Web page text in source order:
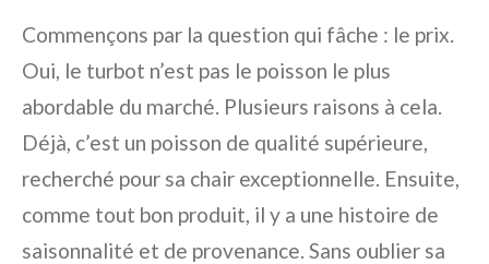
Commençons par la question qui fâche : le prix.
Oui, le turbot n’est pas le poisson le plus
abordable du marché. Plusieurs raisons à cela.
Déjà, c’est un poisson de qualité supérieure,
recherché pour sa chair exceptionnelle. Ensuite,
comme tout bon produit, il y a une histoire de
saisonnalité et de provenance. Sans oublier sa